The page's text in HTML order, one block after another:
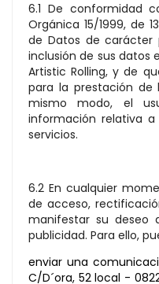
6.1 De conformidad
Orgánica 15/1999, de
de Datos de carácter
inclusión de sus datos
Artistic Rolling, y de
para la prestación de
mismo modo, el
información relativa
servicios.
6.2 En cualquier
de acceso,
manifestar su deseo
publicidad. Para ello,
enviar una
C/D´ora, 52 local -